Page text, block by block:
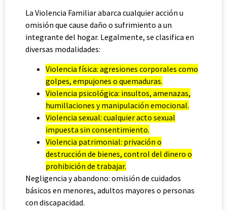
La Violencia Familiar abarca cualquier acción u
omisión que cause daño o sufrimiento a un
integrante del hogar. Legalmente, se clasifica en
diversas modalidades:
Violencia física: agresiones corporales como
golpes, empujones o quemaduras.
Violencia psicológica: insultos, amenazas,
humillaciones y manipulación emocional.
Violencia sexual: cualquier acto sexual
impuesta sin consentimiento.
Violencia patrimonial: privación o
destrucción de bienes, control del dinero o
prohibición de trabajar.
Negligencia y abandono: omisión de cuidados
básicos en menores, adultos mayores o personas
con discapacidad.